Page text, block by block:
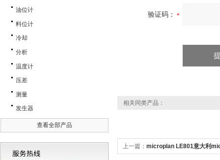
油位计
料位计
冷却
分析
温度计
压差
测量
发生器
查看全部产品
验证码：
相关同类产品：
上一篇： microplan LE801意大利